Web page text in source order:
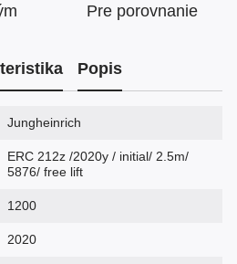
Pre porovnanie
Popis
Jungheinrich
ERC 212z /2020y / initial/ 2.5m/
5876/ free lift
1200
2020